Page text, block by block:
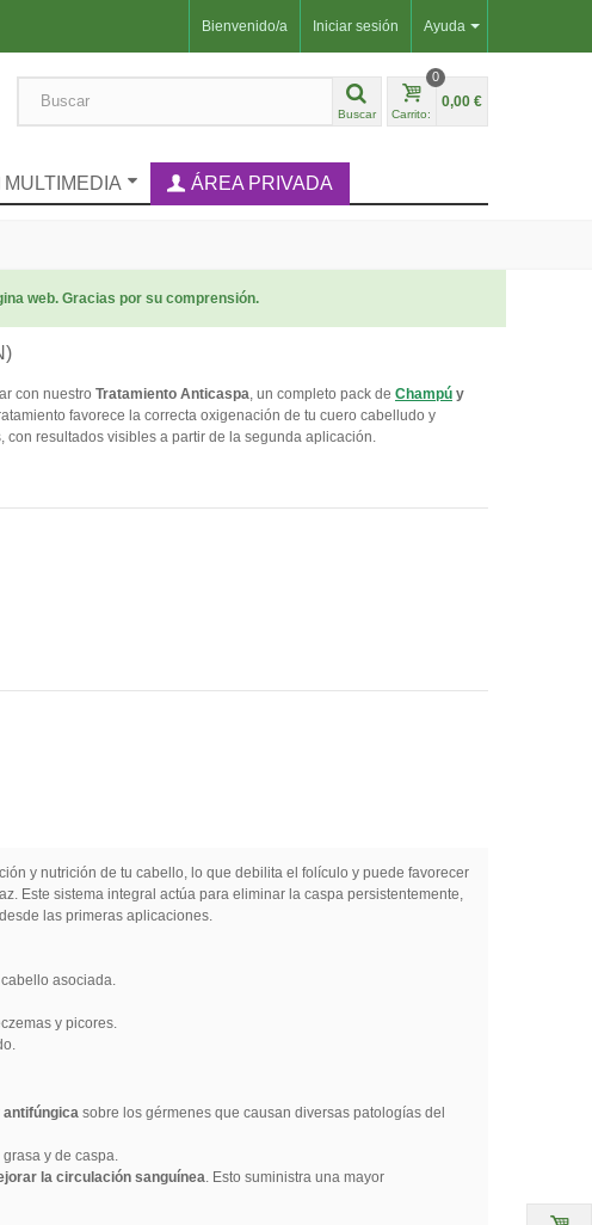
Ayuda
Bienvenido/a Iniciar sesión
Buscar Carrito:
0
0,00 €
MULTIMEDIA ÁREA PRIVADA
web. Gracias por su comprensión.
con nuestro Tratamiento Anticaspa, un completo pack de Champúy
favorece la correcta oxigenación de tu cuero cabelludo y
resultados visibles a partir de la segunda aplicación.
y nutrición de tu cabello, lo que debilita el folículo y puede favorecer
Este sistema integral actúa para eliminar la caspa persistentemente,
las primeras aplicaciones.
asociada.
y picores.
sobre los gérmenes que causan diversas patologías del
y de caspa.
la circulación sanguínea. Esto suministra una mayor